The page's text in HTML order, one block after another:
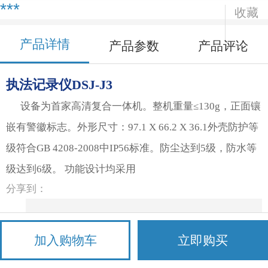
*** 收藏
产品详情 产品参数 产品评论
执法记录仪DSJ-J3
设备为首家高清复合一体机。整机重量≤130g，正面镶
嵌有警徽标志。外形尺寸：97.1 X 66.2 X 36.1外壳防护等
级符合GB 4208-2008中IP56标准。防尘达到5级，防水等
级达到6级。 功能设计均采用
分享到：
加入购物车 立即购买